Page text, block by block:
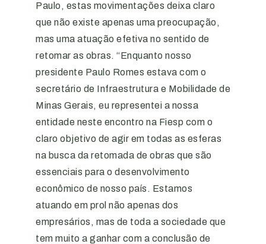
Paulo, estas movimentações deixa claro
que não existe apenas uma preocupação,
mas uma atuação efetiva no sentido de
retomar as obras. “Enquanto nosso
presidente Paulo Romes estava com o
secretário de Infraestrutura e Mobilidade de
Minas Gerais, eu representei a nossa
entidade neste encontro na Fiesp com o
claro objetivo de agir em todas as esferas
na busca da retomada de obras que são
essenciais para o desenvolvimento
econômico de nosso país. Estamos
atuando em prol não apenas dos
empresários, mas de toda a sociedade que
tem muito a ganhar com a conclusão de